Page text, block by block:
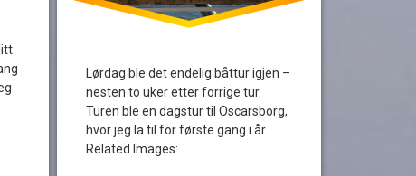
Lørdag ble det endelig båttur igjen –
nesten to uker etter forrige tur.
Turen ble en dagstur til Oscarsborg,
hvor jeg la til for første gang i år.
Related Images: